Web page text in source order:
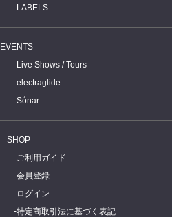
LABELS
EVENTS
Live Shows / Tours
electraglide
Sónar
SHOP
ご利用ガイド
会員登録
ログイン
特定商取引法に基づく表記